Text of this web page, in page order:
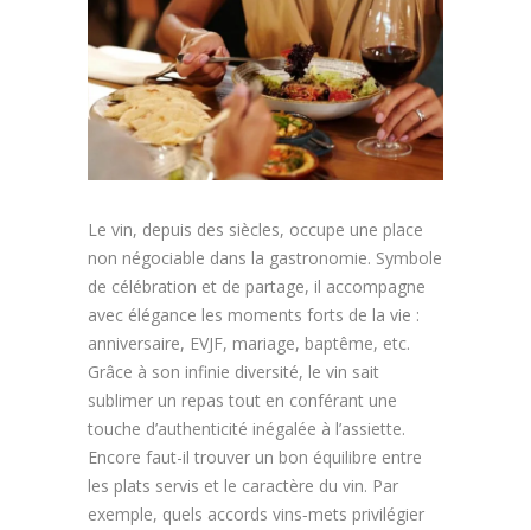
Article
Aliments
Europe
Contact
Le vin, depuis des siècles, occupe une place
non négociable dans la gastronomie. Symbole
de célébration et de partage, il accompagne
avec élégance les moments forts de la vie :
anniversaire, EVJF, mariage, baptême, etc.
Grâce à son infinie diversité, le vin sait
sublimer un repas tout en conférant une
touche d’authenticité inégalée à l’assiette.
Encore faut-il trouver un bon équilibre entre
les plats servis et le caractère du vin. Par
exemple, quels accords vins‑mets privilégier